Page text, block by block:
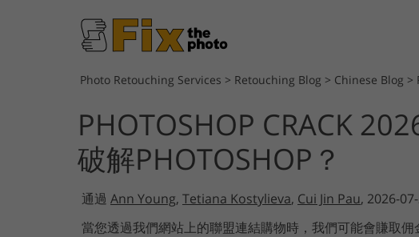
Best
Photo Retouching Services > Retouching Blog > Chinese Blog >
PHOTOSHOP CRACK
破解PHOTOSHOP？
通過 Ann Young, Tetiana Kostylieva, Cui Jin Pau, 2026-
當您透過我們網站上的聯盟連結購物時，我們可能會賺取佣